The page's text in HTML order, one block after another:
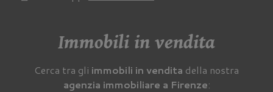
Immobili in vendita
Cerca tra gli immobili in vendita della nostra
agenzia immobiliare a Firenze: